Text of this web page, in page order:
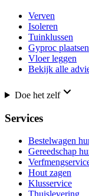
Verven
Isoleren
Tuinklussen
Gyproc plaatsen
Vloer leggen
Bekijk alle
Doe het zelf
Services
Bestelwagen
Gereedschap
Hout zagen
Klusservice